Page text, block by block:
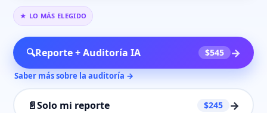
★ LO MÁS ELEGIDO
🔍Reporte + Auditoría IA $545 →
Saber más sobre la auditoría →
📄Solo mi reporte $245 →